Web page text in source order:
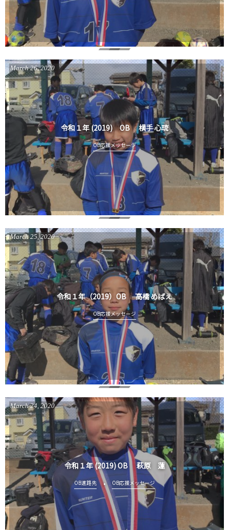
令和１年 (2019) OB 横手 心琉
March 26,2020
OB応援メッセージ
令和１年（2019）OB 高橋 めばえ
March 25,2020
OB応援メッセージ
令和１年 (2019) OB 萩原 蓮
March 24, 2020
OB進路先 OB応援メッセージ